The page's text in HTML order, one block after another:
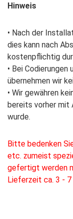
Hinweis
• Nach der
dies kann nach
kostenpflichtig
• Bei
übernehmen wir
• Wir gewähren
bereits vorher mit
wurde.
Bitte bedenken
etc. zumeist
gefertigt werden
Lieferzeit ca. 3 - 7